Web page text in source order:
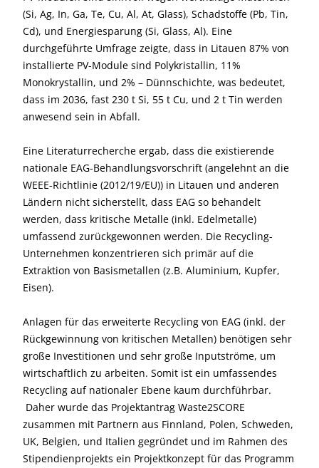
(Si, Ag, In, Ga, Te, Cu, Al, At, Glass), Schadstoffe (Pb, Tin,
Cd), und Energiesparung (Si, Glass, Al). Eine
durchgeführte Umfrage zeigte, dass in Litauen 87% von
installierte PV-Module sind Polykristallin, 11%
Monokrystallin, und 2% – Dünnschichte, was bedeutet,
dass im 2036, fast 230 t Si, 55 t Cu, und 2 t Tin werden
anwesend sein in Abfall.
Eine Literaturrecherche ergab, dass die existierende
nationale EAG-Behandlungsvorschrift (angelehnt an die
WEEE-Richtlinie (2012/19/EU)) in Litauen und anderen
Ländern nicht sicherstellt, dass EAG so behandelt
werden, dass kritische Metalle (inkl. Edelmetalle)
umfassend zurückgewonnen werden. Die Recycling-
Unternehmen konzentrieren sich primär auf die
Extraktion von Basismetallen (z.B. Aluminium, Kupfer,
Eisen).
Anlagen für das erweiterte Recycling von EAG (inkl. der
Rückgewinnung von kritischen Metallen) benötigen sehr
große Investitionen und sehr große Inputströme, um
wirtschaftlich zu arbeiten. Somit ist ein umfassendes
Recycling auf nationaler Ebene kaum durchführbar.
Daher wurde das Projektantrag Waste2SCORE
zusammen mit Partnern aus Finnland, Polen, Schweden,
UK, Belgien, und Italien gegründet und im Rahmen des
Stipendienprojekts ein Projektkonzept für das Programm